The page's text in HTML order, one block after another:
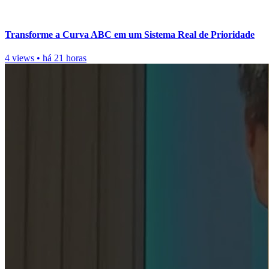
Transforme a Curva ABC em um Sistema Real de Prioridade
4 views • há 21 horas